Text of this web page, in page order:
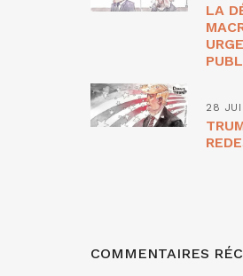
LA
28
COMMENTAIRES